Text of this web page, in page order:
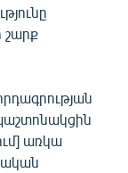
շարք
առկա